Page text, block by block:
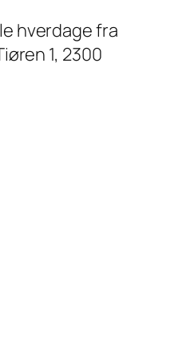
hverdage fra
1, 2300